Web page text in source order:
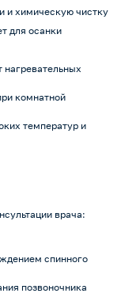
и химическую чистку
для осанки
нагревательных
комнатной
температур и
врача:
спинного
позвоночника